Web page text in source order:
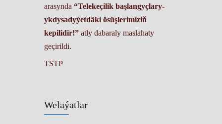
Welaýatlar
arasynda “Telekeçilik başlangyçlary-
ykdysadyýetdäki ösüşlerimiziň
kepilidir!” atly dabaraly maslahaty
geçirildi.
TSTP